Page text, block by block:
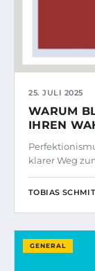
25. JULI 2025
WARUM
IHREN
klarer Weg
TOBIAS
GENERAL